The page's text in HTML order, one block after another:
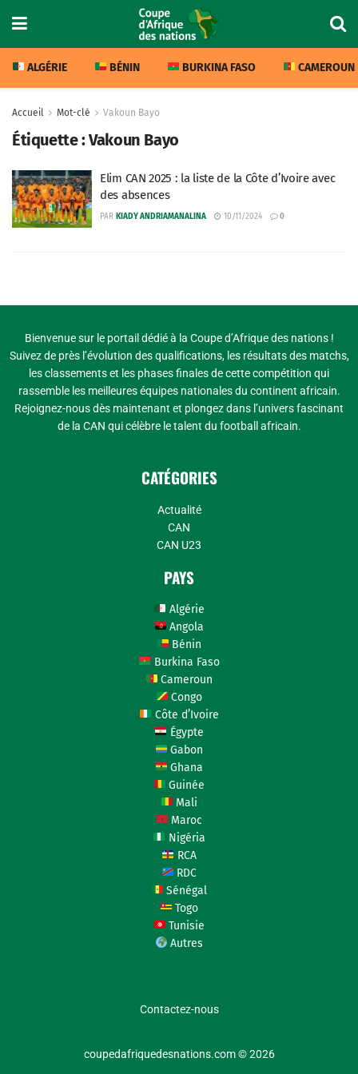
ALGÉRIE BÉNIN BURKINA FASO CAMEROUN
Accueil Mot-clé Vakoun Bayo
Étiquette :Vakoun Bayo
Elim CAN 2025 : la liste de la Côte d’Ivoire avec
des absences
PAR KIADY ANDRIAMANALINA 10/11/2024 0
Bienvenue sur le portail dédié à la Coupe d’Afrique des nations !
Suivez de près l’évolution des qualifications, les résultats des matchs,
les classements et les phases finales de cette compétition qui
rassemble les meilleures équipes nationales du continent africain.
Rejoignez-nous dès maintenant et plongez dans l’univers fascinant
de la CAN qui célèbre le talent du football africain.
CATÉGORIES
Actualité
CAN
CAN U23
PAYS
Algérie
Angola
Bénin
Burkina Faso
Cameroun
Congo
Côte d’Ivoire
Égypte
Gabon
Ghana
Guinée
Mali
Maroc
Nigéria
RCA
RDC
Sénégal
Togo
Tunisie
Autres
Contactez-nous
coupedafriquedesnations.com © 2026